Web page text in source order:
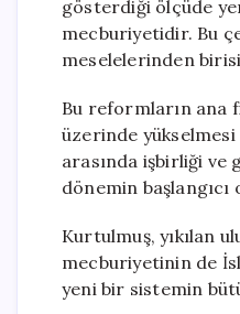
gösterdiği ölçüde
mecburiyetidir. Bu
meselelerinden
Bu reformların ana
üzerinde
arasında işbirliği ve
dönemin başlangıcı
Kurtulmuş, yıkılan
mecburiyetinin de
yeni bir sistemin